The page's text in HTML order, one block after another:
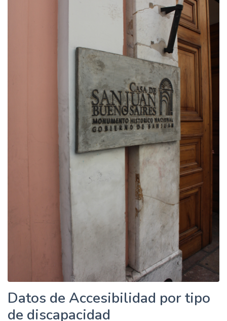
Datos de Accesibilidad por tipo
de discapacidad